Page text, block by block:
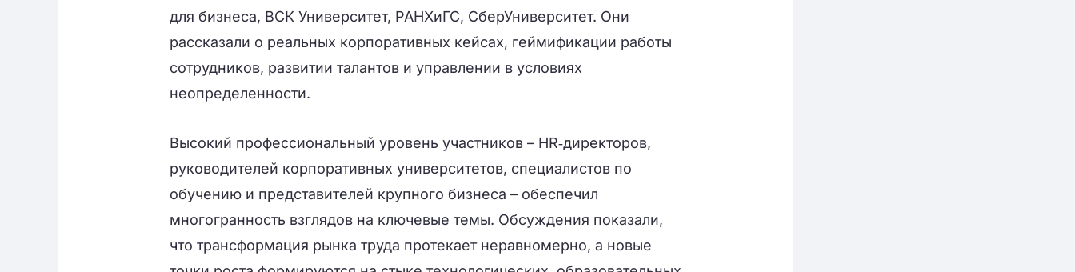
для бизнеса, ВСК Университет, РАНХиГС, СберУниверситет. Они
рассказали о реальных корпоративных кейсах, геймификации работы
сотрудников, развитии талантов и управлении в условиях
неопределенности.
Высокий профессиональный уровень участников – HR‑директоров,
руководителей корпоративных университетов, специалистов по
обучению и представителей крупного бизнеса – обеспечил
многогранность взглядов на ключевые темы. Обсуждения показали,
что трансформация рынка труда протекает неравномерно, а новые